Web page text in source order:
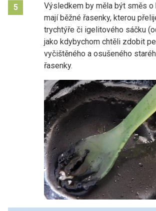
5
Výsledkem by měla být směs o
mají běžné řasenky, kterou
trychtýře či igelitového sáčku
jako kdybychom chtěli zdobit
vyčištěného a osušeného
řasenky.